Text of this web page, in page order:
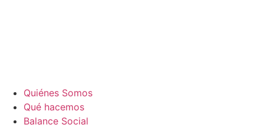
Quiénes Somos
Qué hacemos
Balance Social